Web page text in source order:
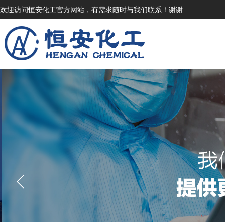
欢迎访问恒安化工官方网站，有需求随时与我们联系！谢谢